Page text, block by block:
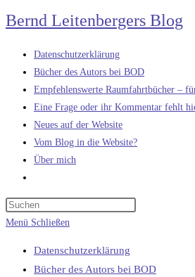
Zum
Inhalt
springen
Bernd Leitenbergers Blog
Datenschutzerklärung
Bücher des Autors bei BOD
Empfehlenswerte Raumfahrtbücher –
Eine Frage oder ihr Kommentar fehlt
Neues auf der Website
Vom Blog in die Website?
Über mich
umschalten
Menü Schließen
Datenschutzerklärung
Bücher des Autors bei BOD